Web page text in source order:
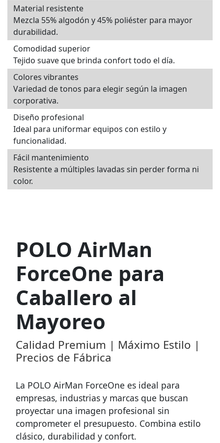
Material resistente
Mezcla 55% algodón y 45% poliéster para mayor
durabilidad.
Comodidad superior
Tejido suave que brinda confort todo el día.
Colores vibrantes
Variedad de tonos para elegir según la imagen
corporativa.
Diseño profesional
Ideal para uniformar equipos con estilo y
funcionalidad.
Fácil mantenimiento
Resistente a múltiples lavadas sin perder forma ni
color.
POLO AirMan
ForceOne para
Caballero al
Mayoreo
Calidad Premium | Máximo Estilo |
Precios de Fábrica
La POLO AirMan ForceOne es ideal para
empresas, industrias y marcas que buscan
proyectar una imagen profesional sin
comprometer el presupuesto. Combina estilo
clásico, durabilidad y confort.